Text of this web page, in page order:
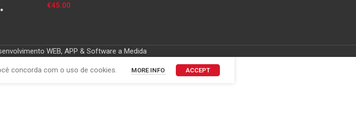
€45.00
WEB, APP & Software a Medida
concorda com o uso de cookies. MORE INFO ACCEPT